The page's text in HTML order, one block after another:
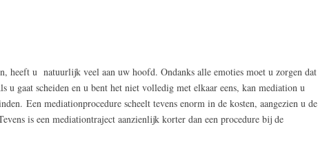
heeft u natuurlijk veel aan uw hoofd. Ondanks alle emoties moet u zorgen dat
u gaat scheiden en u bent het niet volledig met elkaar eens, kan mediation u
Een mediationprocedure scheelt tevens enorm in de kosten, aangezien u de
is een mediationtraject aanzienlijk korter dan een procedure bij de